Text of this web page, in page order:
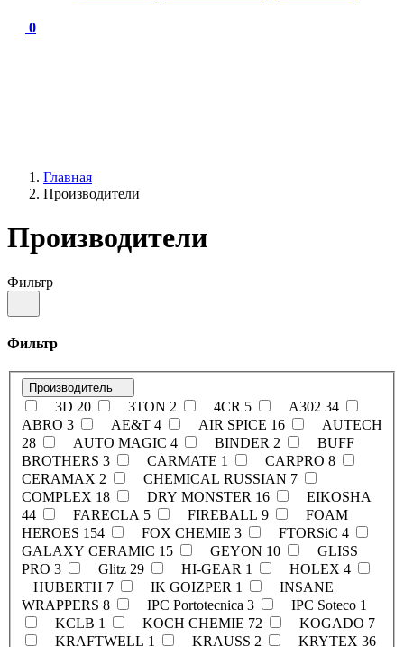
0
Главная
Производители
Производители
Фильтр
Фильтр
Производитель
3D 20 3TON 2 4CR 5 A302 34
ABRO 3 AE&T 4 AIR SPICE 16
AUTECH
28
AUTO MAGIC 4 BINDER 2
BUFF
BROTHERS 3 CARMATE 1 CARPRO 8
CERAMAX 2 CHEMICAL RUSSIAN 7
COMPLEX 18 DRY MONSTER 16
EIKOSHA
44
FARECLA 5 FIREBALL 9
FOAM
HEROES 154 FOX CHEMIE 3 FTORSiC 4
GALAXY CERAMIC 15 GEYON 10
GLISS
PRO 3 Glitz 29 HI-GEAR 1 HOLEX 4
HUBERTH 7 IK GOIZPER 1
INSANE
WRAPPERS 8 IPC Portotecnica 3 IPC Soteco 1
KCLB 1 KOCH CHEMIE 72 KOGADO 7
KRAFTWELL 1 KRAUSS 2 KRYTEX 36